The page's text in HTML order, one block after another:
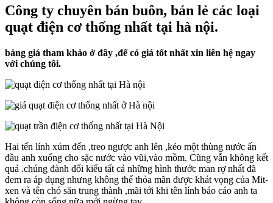
Công ty chuyên bán buôn, bán lẻ các loại
quạt điện cơ thống nhất tại hà nội.
bảng giá tham khảo ở đây ,để có giá tốt nhất xin liên hệ ngay
với chúng tôi.
Hai tến lính xúm đến ,treo ngược anh lên ,kéo một thùng nước ấn
đầu anh xuống cho sặc nước vào vũi,vào mồm. Cũng vẫn không kết
quả .chúng đành đổi kiểu tất cả những hình thước man rợ nhất đã
đem ra áp dụng nhưng không thể thỏa mãn được khát vọng của Mit-
xen và tên chó săn trung thành ,mãi tới khi tên lính báo cáo anh ta